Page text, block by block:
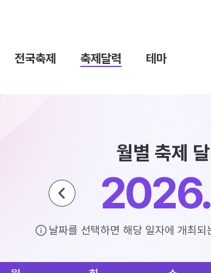
전국축제 축제달력 테마
월별 축제
날짜를 선택하면 해당 일자에 개최